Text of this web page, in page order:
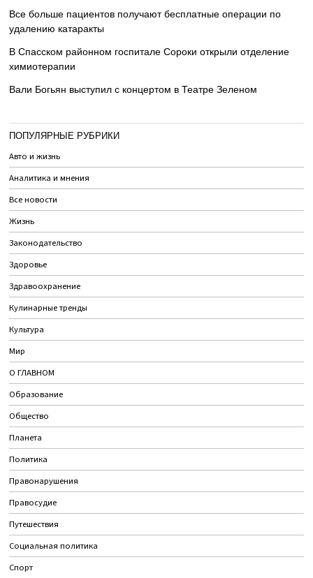
Все больше пациентов получают бесплатные операции по
удалению катаракты
В Спасском районном госпитале Сороки открыли отделение
химиотерапии
Вали Богьян выступил с концертом в Театре Зеленом
ПОПУЛЯРНЫЕ РУБРИКИ
Авто и жизнь
Аналитика и мнения
Все новости
Жизнь
Законодательство
Здоровье
Здравоохранение
Кулинарные тренды
Культура
Мир
О ГЛАВНОМ
Образование
Общество
Планета
Политика
Правонарушения
Правосудие
Путешествия
Социальная политика
Спорт